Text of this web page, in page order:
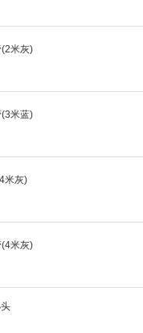
米灰)
米蓝)
米灰)
米灰)